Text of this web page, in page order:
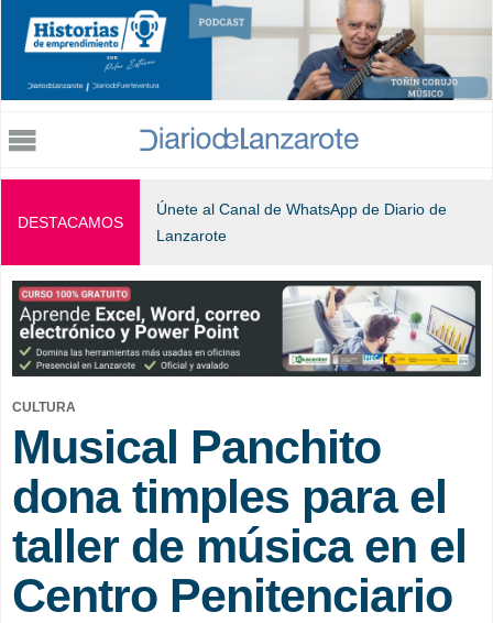
Jump to navigation
DESTACAMOS
Únete al Canal de WhatsApp de Diario de
Lanzarote
CULTURA
Musical Panchito
dona timples para el
taller de música en el
Centro Penitenciario